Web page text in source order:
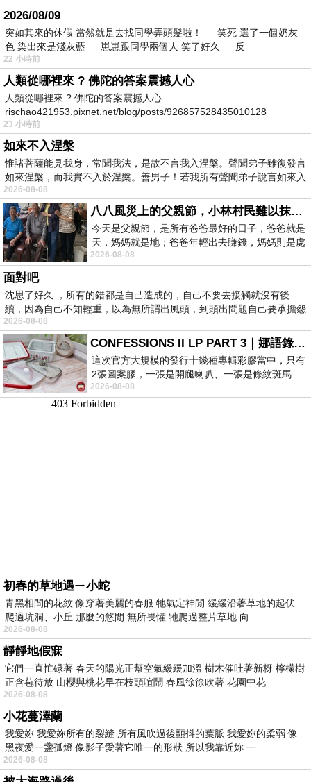
2026/08/09
突如其來的休假 當然就是去找同學弄頭髮啦！ 笑死 選了一個奶灰
色 染出來是淺灰藍 崽崽跟同學兩個人 笑了好久 反
22 小時前
人類從哪裡來 ? 佛陀的答案震撼人心
人類從哪裡來 ? 佛陀的答案震撼人心
rischao421953.pixnet.net/blog/posts/926857528435010128
23 小時前
如來不入涅槃
惟諸菩薩能見我身，常聞我法，是故不言我入涅槃。聲聞弟子雖復發言
如來涅槃，而我實不入於涅槃。善男子！若我所有聲聞弟子說言如來入
2026-08-08
八八風災上的父親節，小林村民難以抹滅的痛
今天是父親節，是所有爸爸最好的日子，爸爸就是
天，媽媽就是地；爸爸年輕出去賺錢，媽媽則是處
理家務，職業不分高低貴賤，只有人品才
2026-08-08
面對吧
沈思了好久 ，所有的錯都是自己造成的，自己不要去接觸就沒有後
續，因為自己不知輕重，以為無所謂出風頭，到頭出問題自己要承擔怨
不
2026-08-08
CONFESSIONS II LP PART 3｜娜語錄II LP PART 3
這次官方大規模的發行十幾種專輯彩膠當中，只有
2張圖案膠，一張是開腿喇叭、一張是條紋斑馬
版；目前官網上只剩澳洲商店AU STORE
2026-08-08
初春的草地遇ㄧ小蛇
青黑相間的花紋 像穿著美麗的春服 牠氣定神閒 緩緩沿著草地的起伏
爬過坑洞、小丘 那麼的悠閒 無所畏懼 牠爬過整片草地 向
2026-08-08
靜靜地假寐
它們一直忙碌著 春天的陽光正幫空氣緩緩加溫 樹木催吐著新枒 檸檬樹
正含苞待放 山櫻與桃花早在枝頭喧鬧 春風徐徐吹著 花園中花
2026-08-08
小花蔓澤蘭
我愛妳 我愛妳所有的裂縫 所有風吹過後顫抖的葉脈 我愛妳的柔弱 像
黑夜愛一盞孤燈 像影子愛著它唯一的形狀 所以我靠近妳 一
2026-08-08